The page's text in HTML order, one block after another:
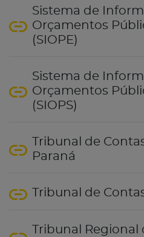
Sistema de
Orçamentos
(SIOPE)
Sistema de
Orçamentos
(SIOPS)
Tribunal de
Paraná
Tribunal de
Tribunal Regional